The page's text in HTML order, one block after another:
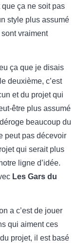
ça ne soit pas
style plus assumé
vraiment
ça que je disais
deuxième, c’est
et du projet qui
être plus assumé
beaucoup du
peut pas décevoir
qui serait plus
ligne d’idée.
Les Gars du
a c’est de jouer
qui aiment ces
projet, il est basé